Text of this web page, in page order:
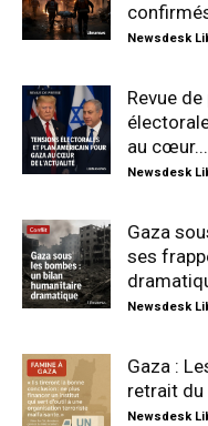
Newsdesk
Revue
au cœur...
Newsdesk
Gaza
ses
Newsdesk
Gaza :
retrait du
Newsdesk